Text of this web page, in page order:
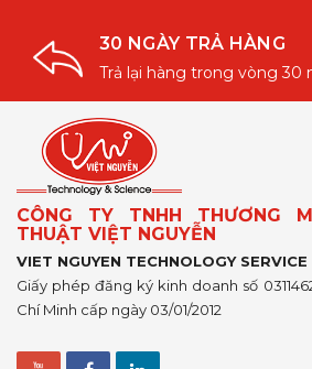
30 NGÀY TRẢ HÀNG
Trả lại hàng trong vòng 30
CÔNG TY TNHH THƯƠNG
THUẬT VIỆT NGUYỄN
VIET NGUYEN TECHNOLOGY
Giấy phép đăng ký kinh doanh số
Chí Minh cấp ngày 03/01/2012